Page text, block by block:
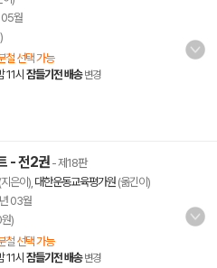
월
철 선택 가능
11시 잠들기전 배송 변경
- 전2권 - 제18판
은이), 대한운동교육평가원 (옮긴이)
03월
)
철 선택 가능
11시 잠들기전 배송 변경